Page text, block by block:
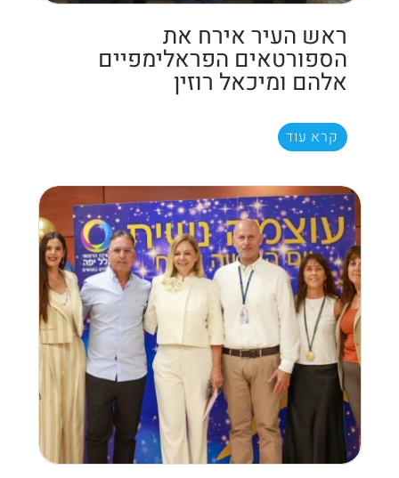
ראש העיר אירח את
הספורטאים הפראלימפיים
אלהם ומיכאל רוזין
קרא עוד